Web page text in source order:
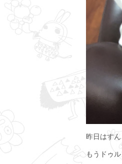
昨日はす
もうドゥ